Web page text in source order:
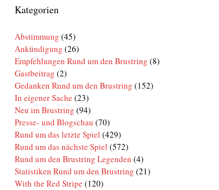
den
Brustring
Kategorien
Abstimmung (45)
Ankündigung (26)
Empfehlungen Rund um den Brustring (8)
Gastbeitrag (2)
Gedanken Rund um den Brustring (152)
In eigener Sache (23)
Neu im Brustring (94)
Presse- und Blogschau (70)
Rund um das letzte Spiel (429)
Rund um das nächste Spiel (572)
Rund um den Brustring Legenden (4)
Statistiken Rund um den Brustring (21)
With the Red Stripe (120)